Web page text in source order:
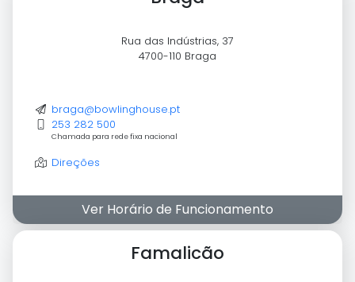
Rua das Indústrias, 37
4700-110 Braga
braga@bowlinghouse.pt
253 282 500
Chamada para rede fixa nacional
Direções
Ver Horário de Funcionamento
Famalicão